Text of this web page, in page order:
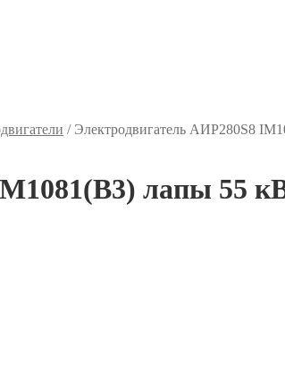
/ Электродвигатель АИР280S8
лапы 55